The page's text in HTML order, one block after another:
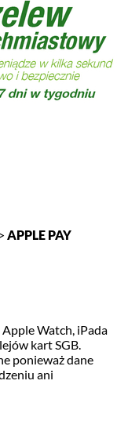
> APPLE PAY
Apple Watch, iPada
kart SGB.
ponieważ dane
ani